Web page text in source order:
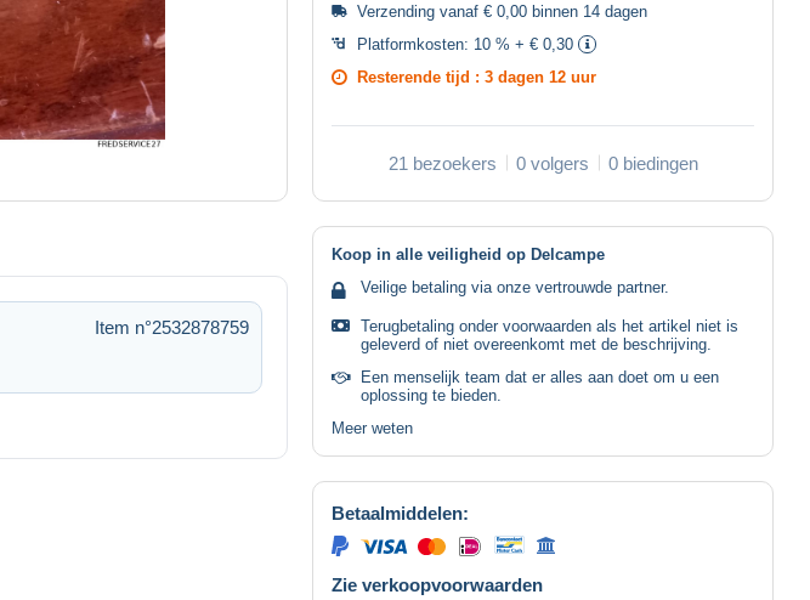
Verzending vanaf € 0,00 binnen 14 dagen
Platformkosten: 10 % + € 0,30
Resterende tijd : 3 dagen 12 uur
21 bezoekers 0 volgers 0 biedingen
Item n°2532878759
Koop in alle veiligheid op Delcampe
Veilige betaling via onze vertrouwde partner.
Terugbetaling onder voorwaarden als het artikel niet is
geleverd of niet overeenkomt met de beschrijving.
Een menselijk team dat er alles aan doet om u een
oplossing te bieden.
Meer weten
Betaalmiddelen:
Zie verkoopvoorwaarden